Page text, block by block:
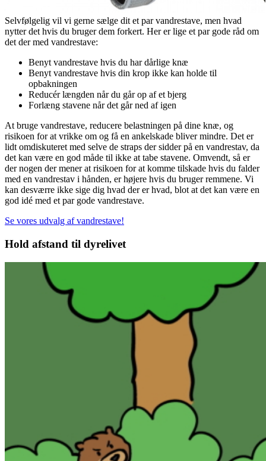
Selvfølgelig vil vi gerne sælge dit et par vandrestave, men hvad
nytter det hvis du bruger dem forkert. Her er lige et par gode råd om
det der med vandrestave:
Benyt vandrestave hvis du har dårlige knæ
Benyt vandrestave hvis din krop ikke kan holde til
opbakningen
Reducér længden når du går op af et bjerg
Forlæng stavene når det går ned af igen
At bruge vandrestave, reducere belastningen på dine knæ, og
risikoen for at vrikke om og få en ankelskade bliver mindre. Det er
lidt omdiskuteret med selve de straps der sidder på en vandrestav, da
det kan være en god måde til ikke at tabe stavene. Omvendt, så er
der nogen der mener at risikoen for at komme tilskade hvis du falder
med en vandrestav i hånden, er højere hvis du bruger remmene. Vi
kan desværre ikke sige dig hvad der er hvad, blot at det kan være en
god idé med et par gode vandrestave.
Se vores udvalg af vandrestave!
Hold afstand til dyrelivet